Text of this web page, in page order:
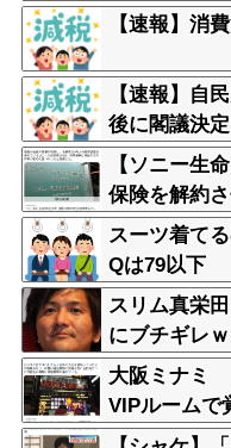
内撮影が掘
【速報】消
【速報】自
後に閣議決
【ソニー生
保険を解約
スーツ着て
Qは79以下
スリム真栄
にブチギレ
大阪ミナミ
VIPルームで
逮捕